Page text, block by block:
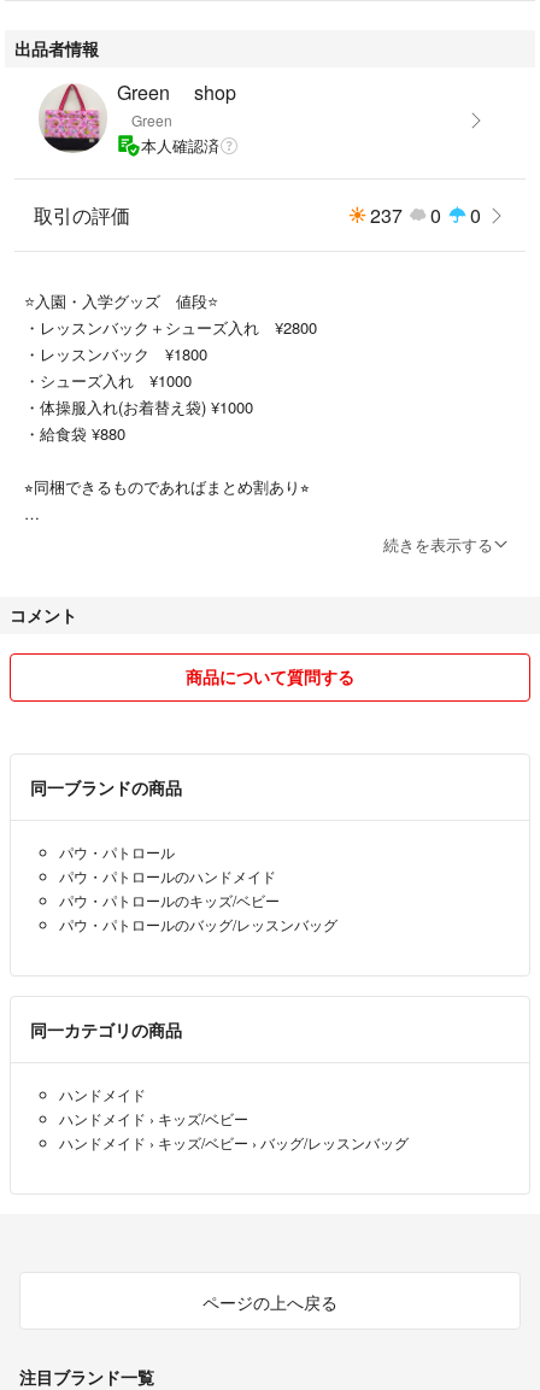
＋体操服袋＋給食袋＝¥4300
#入園 #通園準備 #通学準備 #入園入学 #通園通学
#入学
#保育園 #保育所 #幼稚園
#女の子 #女子 #男の子 #男女兼用
#カバン #巾着 #体操服入れ #お着替え袋
#上靴入れ
#絵本バック #通園バック
#お稽古
#ピアノ
#レッスン
出品者情報
Green shop
Green
本人確認済
取引の評価 237 0 0
⭐️入園・入学グッズ 値段⭐️
・レッスンバック＋シューズ入れ ¥2800
・レッスンバック ¥1800
・シューズ入れ ¥1000
・体操服入れ(お着替え袋) ¥1000
・給食袋 ¥880
⭐︎同梱できるものであればまとめ割あり⭐︎
他で売れてしまうといいね👍がついていても削除します。
ます。メルカリを使用していましたがキャラクターものが出品出来ない
素人のハンドメイド作品ですのでご理解いただけると嬉しいです。
売上は職場の福祉団体、病院に寄付しております。
モニターに向けて奮闘中！
リピーター様購入前に一言コメントくださいね‼︎
気持ちですが、値引きさせて頂きます。
続きを表示する
コメント
商品について質問する
同一ブランドの商品
パウ・パトロール
パウ・パトロールのハンドメイド
パウ・パトロールのキッズ/ベビー
パウ・パトロールのバッグ/レッスンバッグ
同一カテゴリの商品
ハンドメイド
ハンドメイド › キッズ/ベビー
ハンドメイド › キッズ/ベビー › バッグ/レッスンバッグ
ページの上へ戻る
注目ブランド一覧